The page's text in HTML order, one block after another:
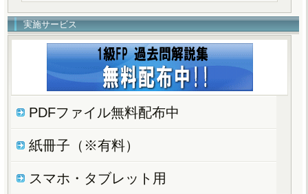
実施サービス
PDFファイル無料配布中
紙冊子（※有料）
スマホ・タブレット用